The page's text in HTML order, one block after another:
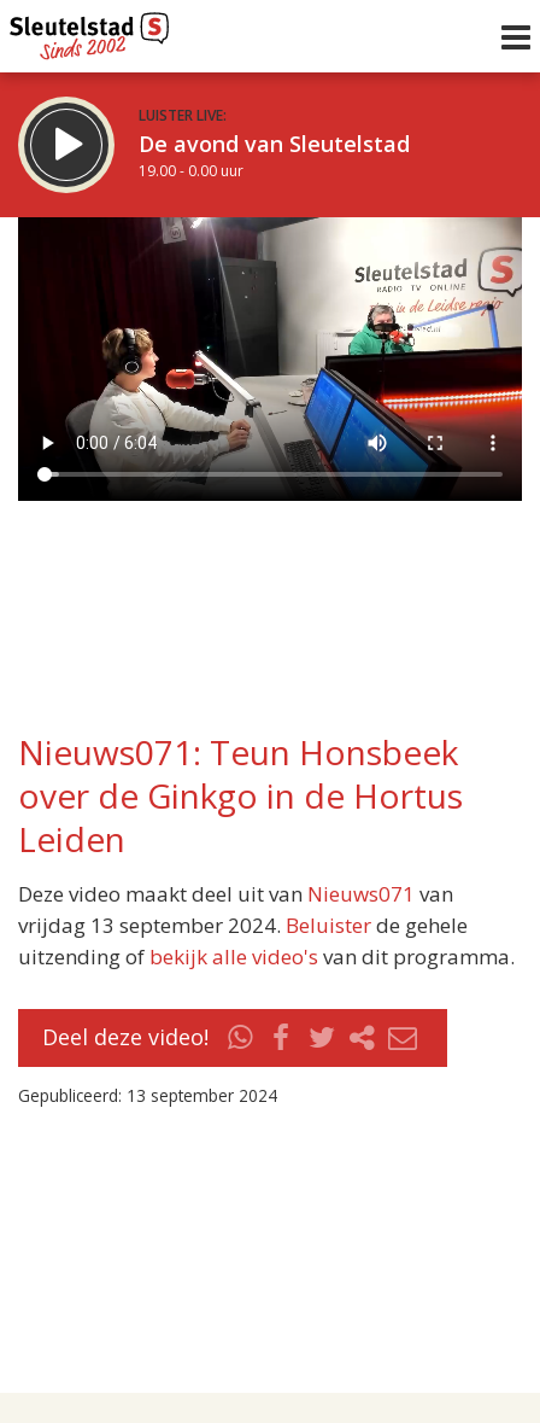
LUISTER LIVE:
De avond van Sleutelstad
19.00 - 0.00 uur
De nacht van Sleutelstad
uur 1 van 0 Volgend uur
Nieuws071: Teun Honsbeek
over de Ginkgo in de Hortus
Leiden
Deze video maakt deel uit van Nieuws071 van
vrijdag 13 september 2024. Beluisterde gehele
uitzending of bekijk alle video's van dit programma.
Deel deze video!
Gepubliceerd: 13 september 2024